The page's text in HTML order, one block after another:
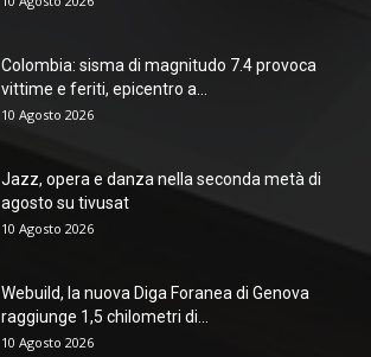
Colombia: sisma di magnitudo 7.4 provoca
vittime e feriti, epicentro a...
10 Agosto 2026
Jazz, opera e danza nella seconda metà di
agosto su tivusat
10 Agosto 2026
Webuild, la nuova Diga Foranea di Genova
raggiunge 1,5 chilometri di...
10 Agosto 2026